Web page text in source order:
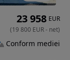
23 958 EUR
(19 800 EUR- net)
Conform mediei